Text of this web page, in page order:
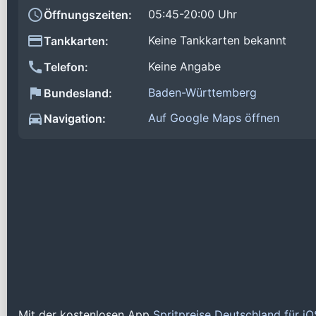
Öffnungszeiten:
05:45-20:00 Uhr
Tankkarten:
Keine Tankkarten bekannt
Telefon:
Keine Angabe
Bundesland:
Baden-Württemberg
Navigation:
Auf Google Maps öffnen